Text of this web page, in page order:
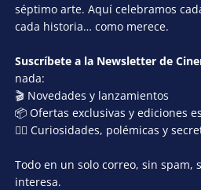
séptimo arte. Aquí celebramos
cada historia… como merece.
Suscríbete a la Newsletter de
nada:
🎬 Novedades y lanzamientos
📦 Ofertas exclusivas y ediciones
🕵️‍♂️ Curiosidades, polémicas y
Todo en un solo correo, sin spam,
interesa.